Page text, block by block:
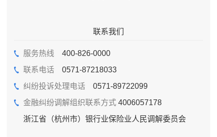
联系我们
服务热线 400-826-0000
联系电话0571-87218033
纠纷投诉处理电话0571-89722099
金融纠纷调解组织联系方式4006057178
浙江省（杭州市）银行业保险业人民调解委员会